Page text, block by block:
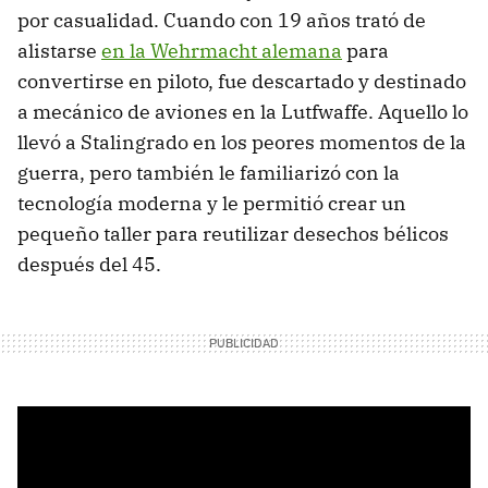
por casualidad. Cuando con 19 años trató de
alistarse en la Wehrmacht alemana para
convertirse en piloto, fue descartado y destinado
a mecánico de aviones en la Lutfwaffe. Aquello lo
llevó a Stalingrado en los peores momentos de la
guerra, pero también le familiarizó con la
tecnología moderna y le permitió crear un
pequeño taller para reutilizar desechos bélicos
después del 45.